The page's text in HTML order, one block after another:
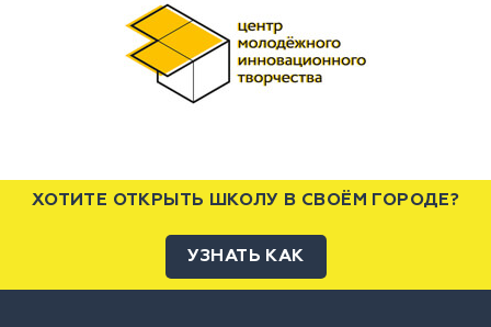
ХОТИТЕ ОТКРЫТЬ ШКОЛУ В СВОЁМ ГОРОДЕ?
УЗНАТЬ КАК